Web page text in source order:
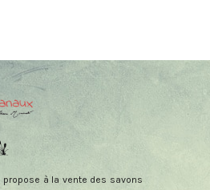
propose à la vente des savons